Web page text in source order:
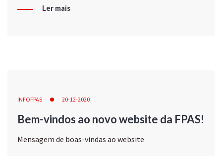
Ler mais
INFOFPAS 20-12-2020
Bem-vindos ao novo website da FPAS!
Mensagem de boas-vindas ao website